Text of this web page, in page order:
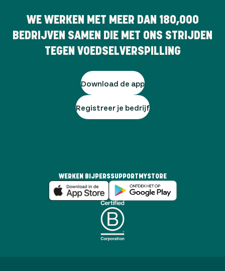
WE WERKEN MET MEER DAN 180,000
BEDRIJVEN SAMEN DIE MET ONS STRIJDEN
TEGEN VOEDSELVERSPILLING
Download de app
Registreer je bedrijf
WERKEN BIJPERSSUPPORT MYSTORE